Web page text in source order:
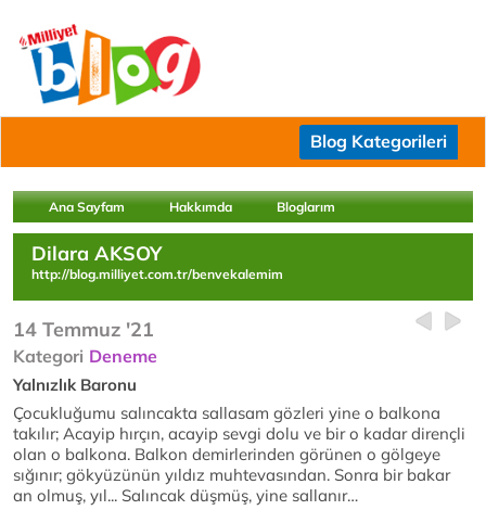
Blog Kategorileri
Ana Sayfam Hakkımda Bloglarım
Dilara AKSOY
http://blog.milliyet.com.tr/benvekalemim
14 Temmuz '21
Kategori Deneme
Yalnızlık Baronu
Çocukluğumu salıncakta sallasam gözleri yine o balkona
takılır; Acayip hırçın, acayip sevgi dolu ve bir o kadar dirençli
olan o balkona. Balkon demirlerinden görünen o gölgeye
sığınır; gökyüzünün yıldız muhtevasından. Sonra bir bakar
an olmuş, yıl... Salıncak düşmüş, yine sallanır…